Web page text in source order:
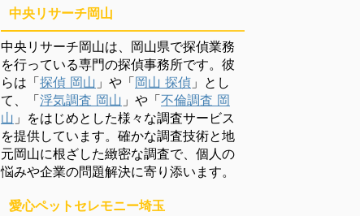
中央リサーチ岡山
中央リサーチ岡山は、岡山県で探偵業務
を行っている専門の探偵事務所です。彼
らは「探偵 岡山 」や「岡山 探偵 」とし
て、「浮気調査 岡山 」や「不倫調査 岡
山 」をはじめとした様々な調査サービス
を提供しています。確かな調査技術と地
元岡山に根ざした緻密な調査で、個人の
悩みや企業の問題解決に寄り添います。
愛心ペットセレモニー埼玉